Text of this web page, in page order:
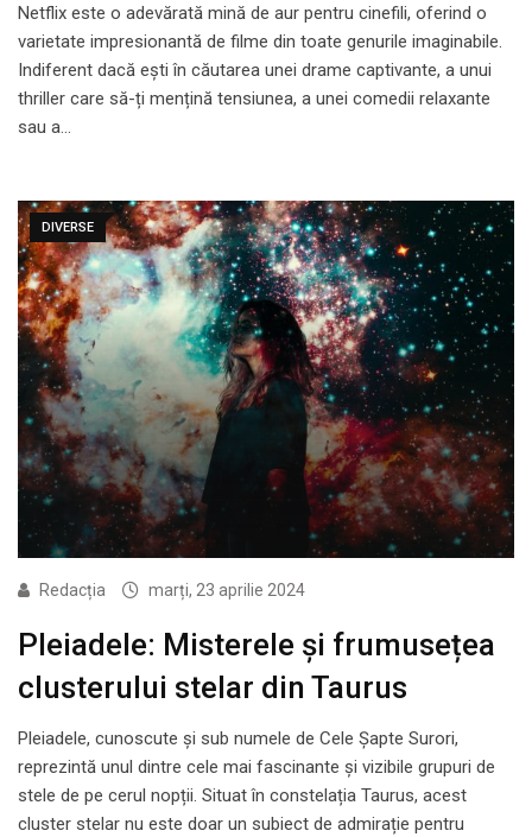
Netflix este o adevărată mină de aur pentru cinefili, oferind o
varietate impresionantă de filme din toate genurile imaginabile.
Indiferent dacă ești în căutarea unei drame captivante, a unui
thriller care să-ți mențină tensiunea, a unei comedii relaxante
sau a…
DIVERSE
Redacția marți, 23 aprilie 2024
Pleiadele: Misterele și frumusețea
clusterului stelar din Taurus
Pleiadele, cunoscute și sub numele de Cele Șapte Surori,
reprezintă unul dintre cele mai fascinante și vizibile grupuri de
stele de pe cerul nopții. Situat în constelația Taurus, acest
cluster stelar nu este doar un subiect de admirație pentru